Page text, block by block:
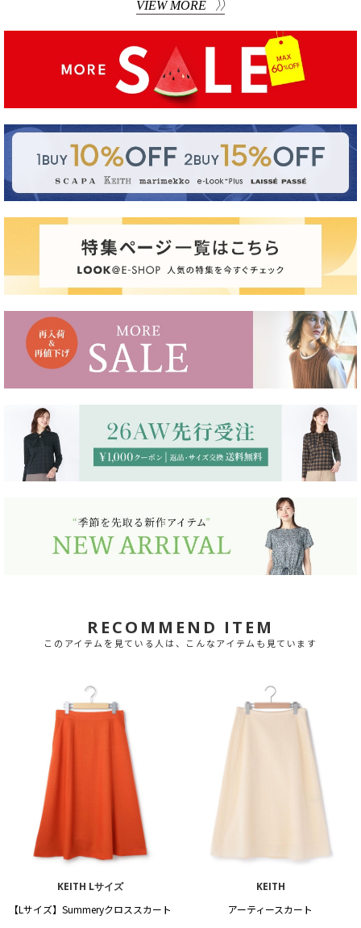
VIEW MORE
RECOMMEND ITEM
このアイテムを見ている人は、こんなアイテムも見ています
KEITH Lサイズ
【Lサイズ】Summeryクロススカート
KEITH
アーティースカート